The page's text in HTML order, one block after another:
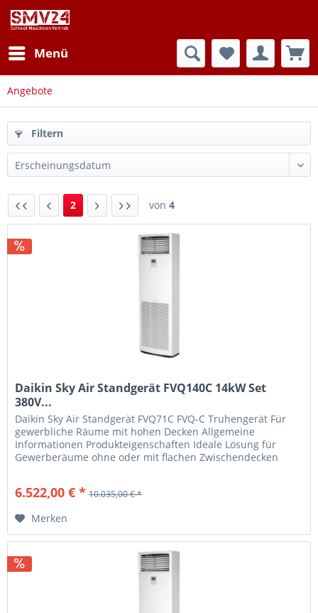
Menü
Angebote
Filtern
2 von 4
Daikin Sky Air Standgerät FVQ140C 14kW Set
380V...
Daikin Sky Air Standgerät FVQ71C FVQ-C Truhengerät Für
gewerbliche Räume mit hohen Decken Allgemeine
Informationen Produkteigenschaften Ideale Lösung für
Gewerberäume ohne oder mit flachen Zwischendecken
6.522,00 € * 10.035,00 € *
Merken